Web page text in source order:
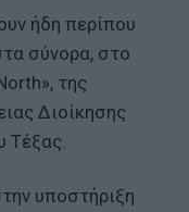
ήδη περίπου
σύνορα, στο
της
Διοίκησης
Τέξας.
υποστήριξη